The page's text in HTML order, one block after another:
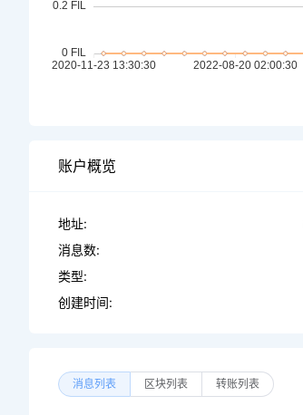
账户概览
地址:
消息数:
类型:
创建时间:
消息列表 区块列表 转账列表